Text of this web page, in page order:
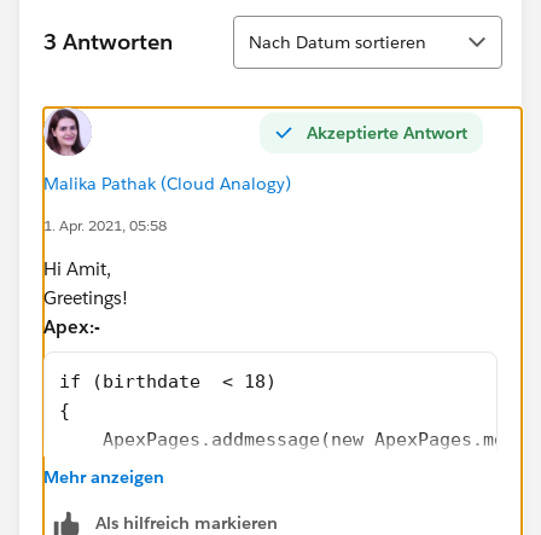
3 Antworten
Sortieren
Nach Datum sortieren
Akzeptierte Antwort
Malika Pathak (Cloud Analogy)
1. Apr. 2021, 05:58
Hi Amit,
Greetings!
Apex:-
if (birthdate  < 18)
{
ApexPages.addmessage(new
return null;
Mehr anzeigen
Als hilfreich markieren